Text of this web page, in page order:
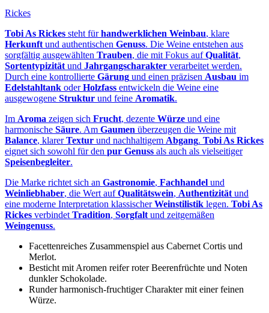
Rickes
Tobi As Rickes steht fürhandwerklichen Weinbau, klare
Herkunft und authentischen Genuss. Die Weine entstehen aus
sorgfältig ausgewählten Trauben, die mit Fokus aufQualität,
Sortentypizität und Jahrgangscharakter verarbeitet werden.
Durch eine kontrollierte Gärung und einen präzisen Ausbau im
Edelstahltank oderHolzfass entwickeln die Weine eine
ausgewogene Struktur und feine Aromatik.
Im Aroma zeigen sich Frucht, dezente Würze und eine
harmonische Säure. Am Gaumen überzeugen die Weine mit
Balance, klarerTextur und nachhaltigem Abgang. Tobi As Rickes
eignet sich sowohl für den pur Genuss als auch als vielseitiger
Speisenbegleiter.
Die Marke richtet sich an Gastronomie, Fachhandel und
Weinliebhaber, die Wert aufQualitätswein, Authentizität und
eine moderne Interpretation klassischerWeinstilistik legen. Tobi As
Rickes verbindet Tradition, Sorgfalt und zeitgemäßen
Weingenuss.
Facettenreiches Zusammenspiel aus Cabernet Cortis und
Merlot.
Besticht mit Aromen reifer roter Beerenfrüchte und Noten
dunkler Schokolade.
Runder harmonisch-fruchtiger Charakter mit einer feinen
Würze.